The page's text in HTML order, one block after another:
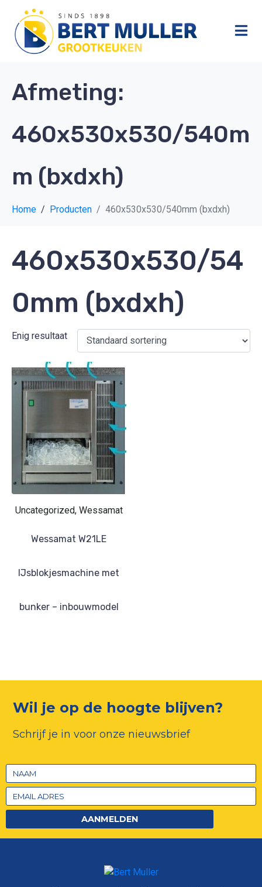
Afmeting:
460x530x530/540m
m (bxdxh)
Home Producten 460x530x530/540mm (bxdxh)
460x530x530/54
0mm (bxdxh)
Enig resultaat
Uncategorized, Wessamat
Wessamat W21LE
IJsblokjesmachine met
bunker – inbouwmodel
Wil je op de hoogte blijven?
Schrijf je in voor onze nieuwsbrief
AANMELDEN